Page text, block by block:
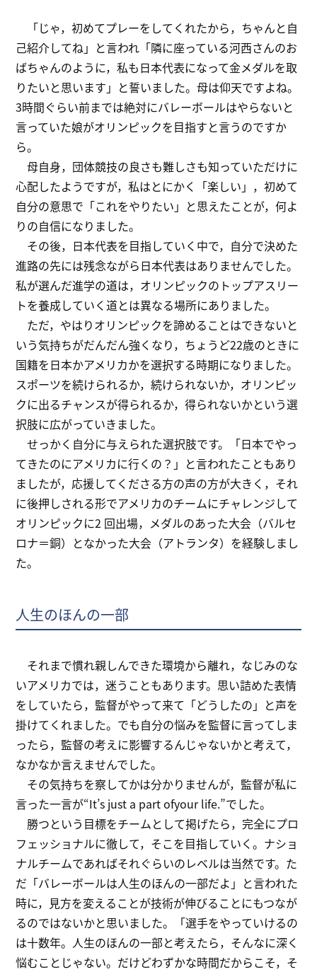
「じゃ，初めてプレーをしてくれたから，ちゃんと自
己紹介してね」と言われ「隣に座っている河西さんのお
ばちゃんのように，私も日本代表になって金メダルを取
りたいと思います」と誓いました。母は仰天ですよね。
3時間ぐらい前までは絶対にバレーボールはやらないと
言っていた娘がオリンピックを目指すと言うのですか
ら。
母自身，団体競技の良さも難しさも知っていただけに
心配したようですが，私はとにかく「楽しい」，初めて
自分の意思で「これをやりたい」と思えたことが，何よ
りの自信になりました。
その後，日本代表を目指していく中で，自分で決めた
進路の先には残念ながら日本代表はありませんでした。
私が選んだ進学の道は，オリンピックのトップアスリー
トを養成していく道とは異なる場所にありました。
ただ，やはりオリンピックを諦めることはできないと
いう気持ちがだんだん強くなり，ちょうど22歳のときに
国籍を日本かアメリカかを選択する時期になりました。
スポーツを続けられるか，続けられないか，オリンピッ
クに出るチャンスが得られるか，得られないかという選
択肢に広がっていきました。
せっかく自分に与えられた選択肢です。「日本でやっ
てきたのにアメリカに行くの？」と言われたこともあり
ましたが，応援してくださる方の声の方が大きく，それ
に後押しされる形でアメリカのチームにチャレンジして
オリンピックに2 回出場，メダルのあった大会（バルセ
ロナ＝銅）となかった大会（アトランタ）を経験しまし
た。
人生のほんの一部
それまで慣れ親しんできた環境から離れ，なじみのな
いアメリカでは，迷うこともあります。思い詰めた表情
をしていたら，監督がやって来て「どうしたの」と声を
掛けてくれました。でも自分の悩みを監督に言ってしま
ったら，監督の考えに影響するんじゃないかと考えて，
なかなか言えませんでした。
その気持ちを察してかは分かりませんが，監督が私に
言った一言が“It’s just a part ofyour life.”でした。
勝つという目標をチームとして掲げたら，完全にプロ
フェッショナルに徹して，そこを目指していく。ナショ
ナルチームであればそれぐらいのレベルは当然です。た
だ「バレーボールは人生のほんの一部だよ」と言われた
時に，見方を変えることが技術が伸びることにもつなが
るのではないかと思いました。「選手をやっていけるの
は十数年。人生のほんの一部と考えたら，そんなに深く
悩むことじゃない。だけどわずかな時間だからこそ，そ